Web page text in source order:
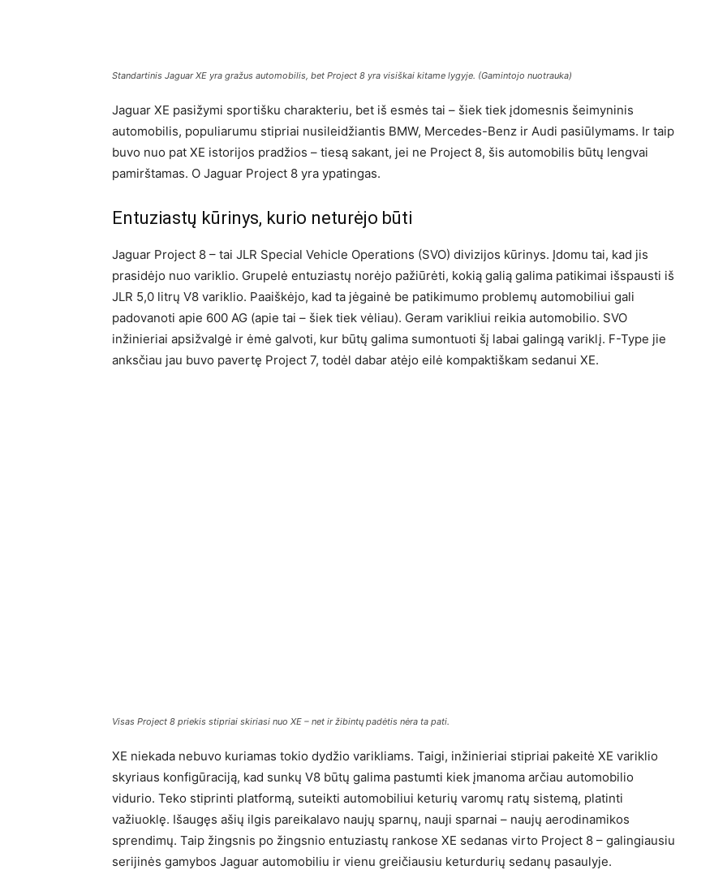
Standartinis Jaguar XE yra gražus automobilis, bet Project 8 yra visiškai kitame lygyje. (Gamintojo nuotrauka)
Jaguar XE pasižymi sportišku charakteriu, bet iš esmės tai – šiek tiek įdomesnis šeimyninis
automobilis, populiarumu stipriai nusileidžiantis BMW, Mercedes-Benz ir Audi pasiūlymams. Ir taip
buvo nuo pat XE istorijos pradžios – tiesą sakant, jei ne Project 8, šis automobilis būtų lengvai
pamirštamas. O Jaguar Project 8 yra ypatingas.
Entuziastų kūrinys, kurio neturėjo būti
Jaguar Project 8 – tai JLR Special Vehicle Operations (SVO) divizijos kūrinys. Įdomu tai, kad jis
prasidėjo nuo variklio. Grupelė entuziastų norėjo pažiūrėti, kokią galią galima patikimai išspausti iš
JLR 5,0 litrų V8 variklio. Paaiškėjo, kad ta jėgainė be patikimumo problemų automobiliui gali
padovanoti apie 600 AG (apie tai – šiek tiek vėliau). Geram varikliui reikia automobilio. SVO
inžinieriai apsižvalgė ir ėmė galvoti, kur būtų galima sumontuoti šį labai galingą variklį. F-Type jie
anksčiau jau buvo pavertę Project 7, todėl dabar atėjo eilė kompaktiškam sedanui XE.
Visas Project 8 priekis stipriai skiriasi nuo XE – net ir žibintų padėtis nėra ta pati.
XE niekada nebuvo kuriamas tokio dydžio varikliams. Taigi, inžinieriai stipriai pakeitė XE variklio
skyriaus konfigūraciją, kad sunkų V8 būtų galima pastumti kiek įmanoma arčiau automobilio
vidurio. Teko stiprinti platformą, suteikti automobiliui keturių varomų ratų sistemą, platinti
važiuoklę. Išaugęs ašių ilgis pareikalavo naujų sparnų, nauji sparnai – naujų aerodinamikos
sprendimų. Taip žingsnis po žingsnio entuziastų rankose XE sedanas virto Project 8 – galingiausiu
serijinės gamybos Jaguar automobiliu ir vienu greičiausiu keturdurių sedanų pasaulyje.